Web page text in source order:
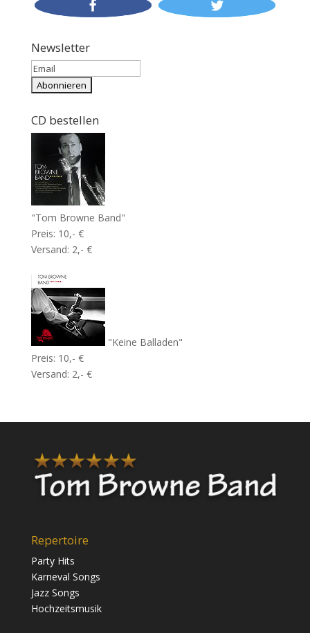
Newsletter
CD bestellen
"Tom Browne Band"
Preis: 10,- €
Versand: 2,- €
"Keine Balladen"
Preis: 10,- €
Versand: 2,- €
Repertoire
Party Hits
Karneval Songs
Jazz Songs
Hochzeitsmusik